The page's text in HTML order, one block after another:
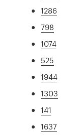
1286
798
1074
525
1944
1303
141
1637